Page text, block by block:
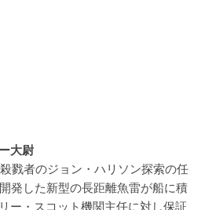
大尉
戮者のジョン・ハリソン探索の任
発した新型の長距離魚雷が船に積
ー・スコット機関主任に対し保証